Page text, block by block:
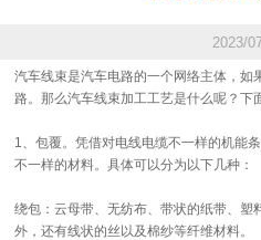
2023/
汽车线束是汽车电路的一个网络主体，
路。那么汽车线束加工工艺是什么呢？下
1、包覆。凭借对电线电缆不一样的机能
不一样的材料。具体可以分为以下几种：
绕包：云母带、无纺布、带状的纸带、塑
外，还有线状的丝以及棉纱等纤维材料。